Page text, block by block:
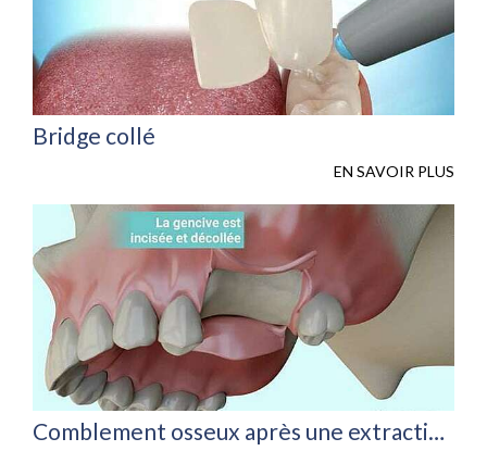
Bridge collé
EN SAVOIR PLUS
Comblement osseux après une extraction dentaire